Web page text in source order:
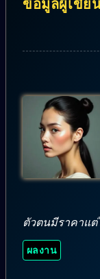
ข้อมูลผู้เขีย
ตัวตนมีราคาแ
ผลงาน